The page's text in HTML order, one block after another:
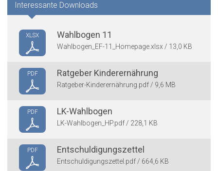
Interessante Downloads
XLSX Wahlbogen 11
Wahlbogen_EF-11_Homepage.xlsx / 13,0 KB
PDF Ratgeber Kinderernährung
Ratgeber-Kinderernährung.pdf / 9,6 MB
PDF LK-Wahlbogen
LK-Wahlbogen_HP.pdf / 228,1 KB
PDF Entschuldigungszettel
Entschuldigungszettel.pdf / 664,6 KB